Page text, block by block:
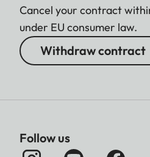
Cancel your contract
under EU consumer law.
Withdraw contract
Follow us